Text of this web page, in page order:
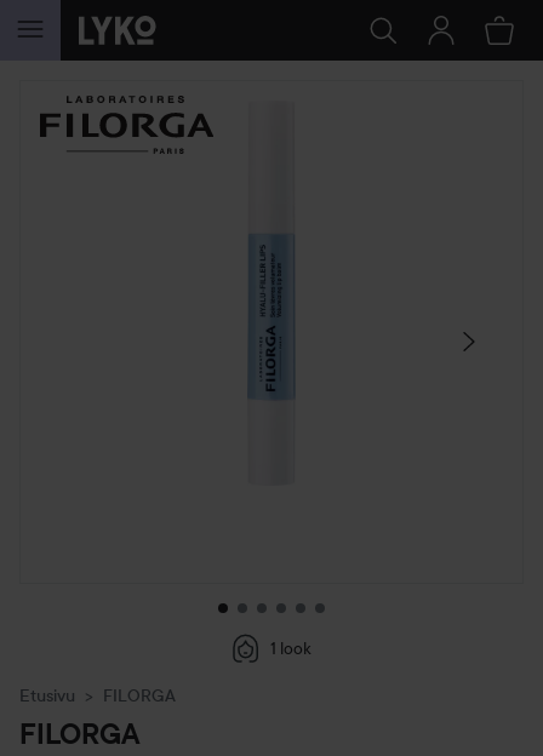
SIIRTYÄ JHK SISÄLTÖÖN
OHITA OSIO
1 look
Etusivu FILORGA
FILORGA